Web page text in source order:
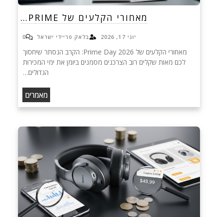
מאחורי הקלעים של PRIME…
יוני 17, 2026 בלאק פריידי ישראל 0
מאחורי הקלעים של Prime Day 2026: הקרב הנסתר שיחסוך
לכם מאות שקלים רוב הצרכנים מסמנים ביומן את ימי המכירות
הגדולים…
מאמרים